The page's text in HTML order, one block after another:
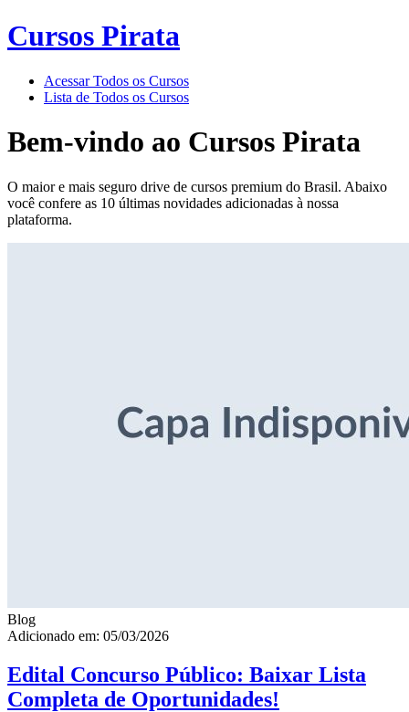
Cursos Pirata
Acessar Todos os Cursos
Lista de Todos os Cursos
Bem-vindo ao Cursos Pirata
O maior e mais seguro drive de cursos premium do Brasil. Abaixo
você confere as 10 últimas novidades adicionadas à nossa
plataforma.
Blog
Adicionado em: 05/03/2026
Edital Concurso Público: Baixar Lista
Completa de Oportunidades!